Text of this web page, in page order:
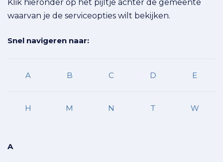
Klik hieronder op het pijltje achter de gemeente
waarvan je de serviceopties wilt bekijken.
Snel navigeren naar:
A B C D E
H M N T W
A